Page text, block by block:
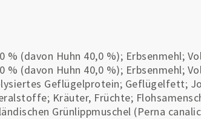
(davon Huhn 40,0 %); Erbsenmehl;
(davon Huhn 40,0 %); Erbsenmehl;
Geflügelprotein; Geflügelfett;
Kräuter, Früchte;
Grünlippmuschel (Perna